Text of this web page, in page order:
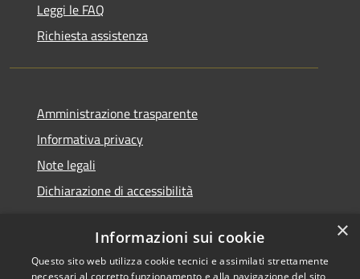
Leggi le FAQ
Richiesta assistenza
Amministrazione trasparente
Informativa privacy
Note legali
Dichiarazione di accessibilità
RSS Copyright © 2026 • Comune di
×
Informazioni sui cookie
Questo sito web utilizza cookie tecnici e assimilati strettamente
necessari al corretto funzionamento e alla navigazione del sito,